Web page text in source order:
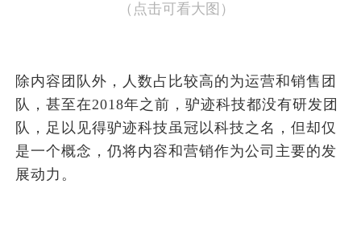
（点击可看大图）
除内容团队外，人数占比较高的为运营和销售团
队，甚至在2018年之前，驴迹科技都没有研发团
队，足以见得驴迹科技虽冠以科技之名，但却仅
是一个概念，仍将内容和营销作为公司主要的发
展动力。